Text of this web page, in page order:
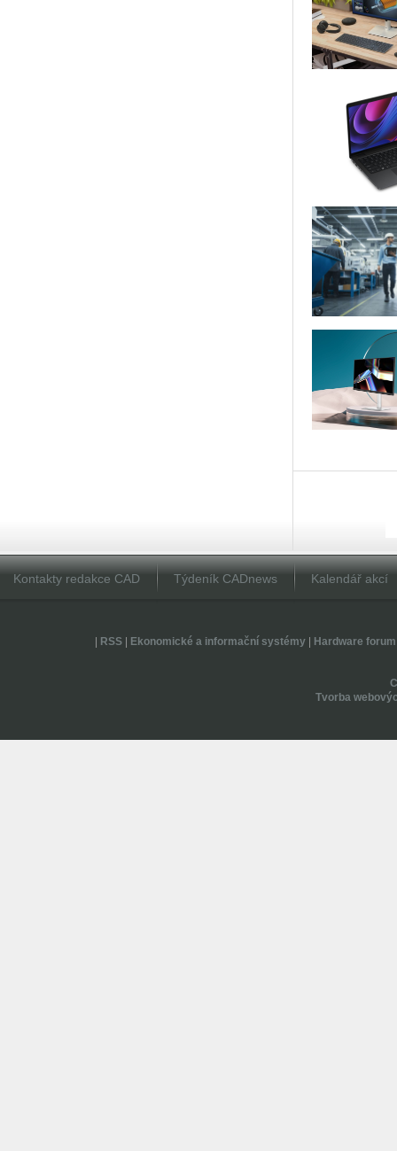
Kontakty redakce CAD Týdeník CADnews Kalendář akcí
RSS| Ekonomické a informační systémy| Hardware forum
Tvorba